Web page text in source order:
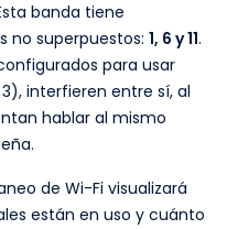
banda tiene
no superpuestos: 1, 6 y 11.
para usar
interfieren entre sí, al
hablar al mismo
de Wi-Fi visualizará
están en uso y cuánto